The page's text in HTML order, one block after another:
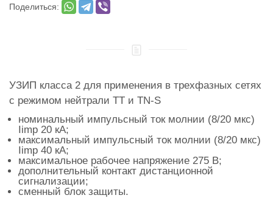
Поделиться:
УЗИП класса 2 для применения в трехфазных сетях
с режимом нейтрали TT и TN-S
номинальный импульсный ток молнии (8/20 мкс)
Iimp 20 кА;
максимальный импульсный ток молнии (8/20 мкс)
Iimp 40 кА;
максимальное рабочее напряжение 275 В;
дополнительный контакт дистанционной
сигнализации;
сменный блок защиты.